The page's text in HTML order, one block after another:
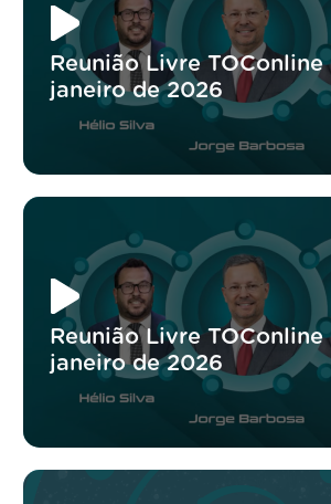
Reunião Livre TOConline
janeiro de 2026
Reunião Livre
janeiro de 2026